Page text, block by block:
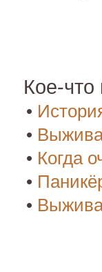
Кое-что
•
•
• Когда
•
•